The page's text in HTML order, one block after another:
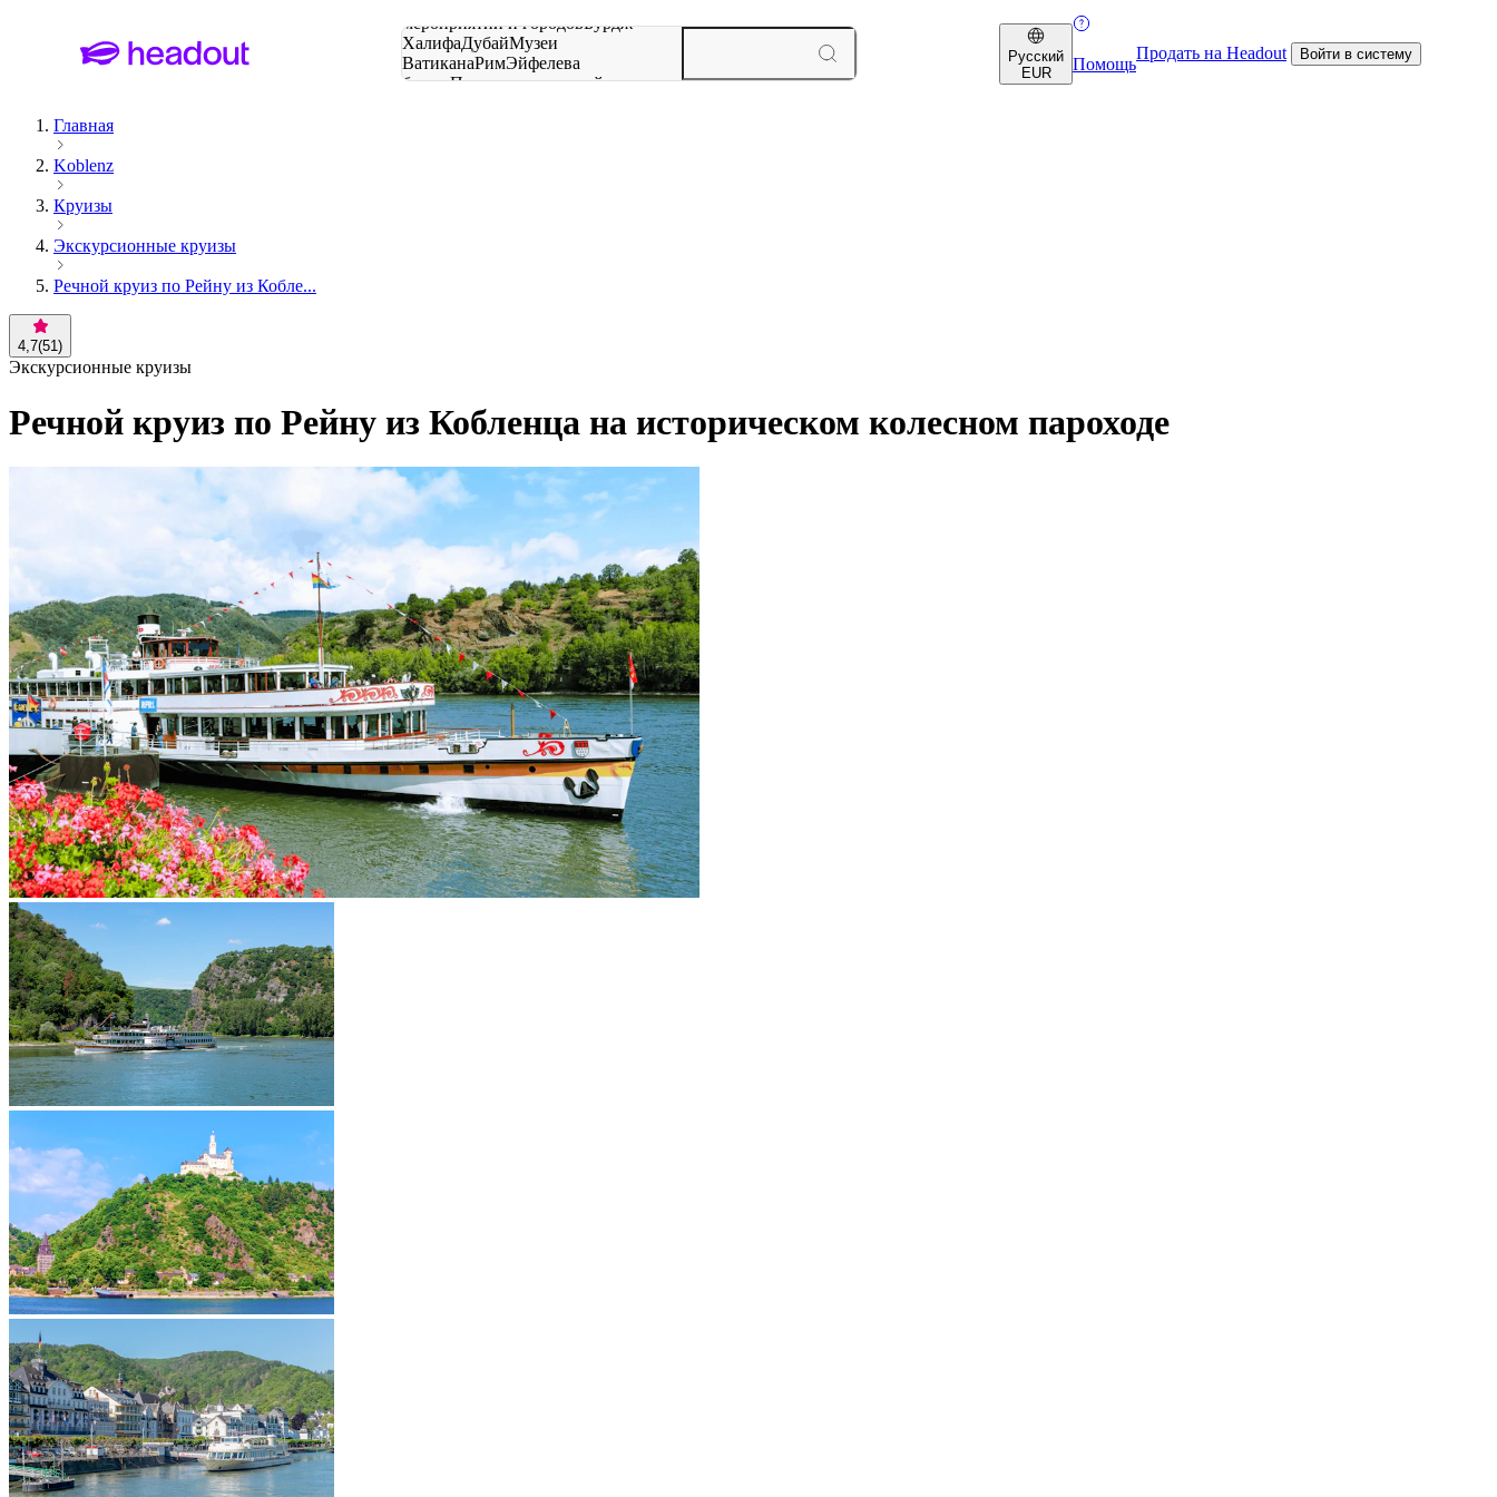
мероприятий и городовБурдж-
ХалифаДубайМузеи
ВатиканаРимЭйфелева
башняПарижмероприятий и
Русский
EUR
Помощь
Продать на Headout Войти в систему
Главная
Koblenz
Круизы
Экскурсионные круизы
Речной круиз по Рейну из Кобле...
4,7(51)
Экскурсионные круизы
Речной круиз по Рейну из Кобленца на историческом колесном пароходе